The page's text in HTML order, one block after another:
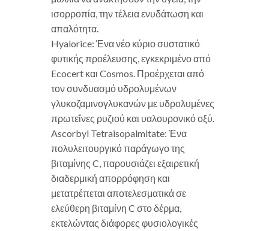
ισορροπία, την τέλεια ενυδάτωση και
απαλότητα.
Hyalorice: Ένα νέο κύριο συστατικό
φυτικής προέλευσης, εγκεκριμένο από
Ecocert και Cosmos. Προέρχεται από
τον συνδυασμό υδρολυμένων
γλυκοζαμινογλυκανών με υδρολυμένες
πρωτεΐνες ρυζιού και υαλουρονικό οξύ.
Ascorbyl Tetraisopalmitate: Ένα
πολυλειτουργικό παράγωγο της
βιταμίνης C, παρουσιάζει εξαιρετική
διαδερμική απορρόφηση και
μετατρέπεται αποτελεσματικά σε
ελεύθερη βιταμίνη C στο δέρμα,
εκτελώντας διάφορες φυσιολογικές